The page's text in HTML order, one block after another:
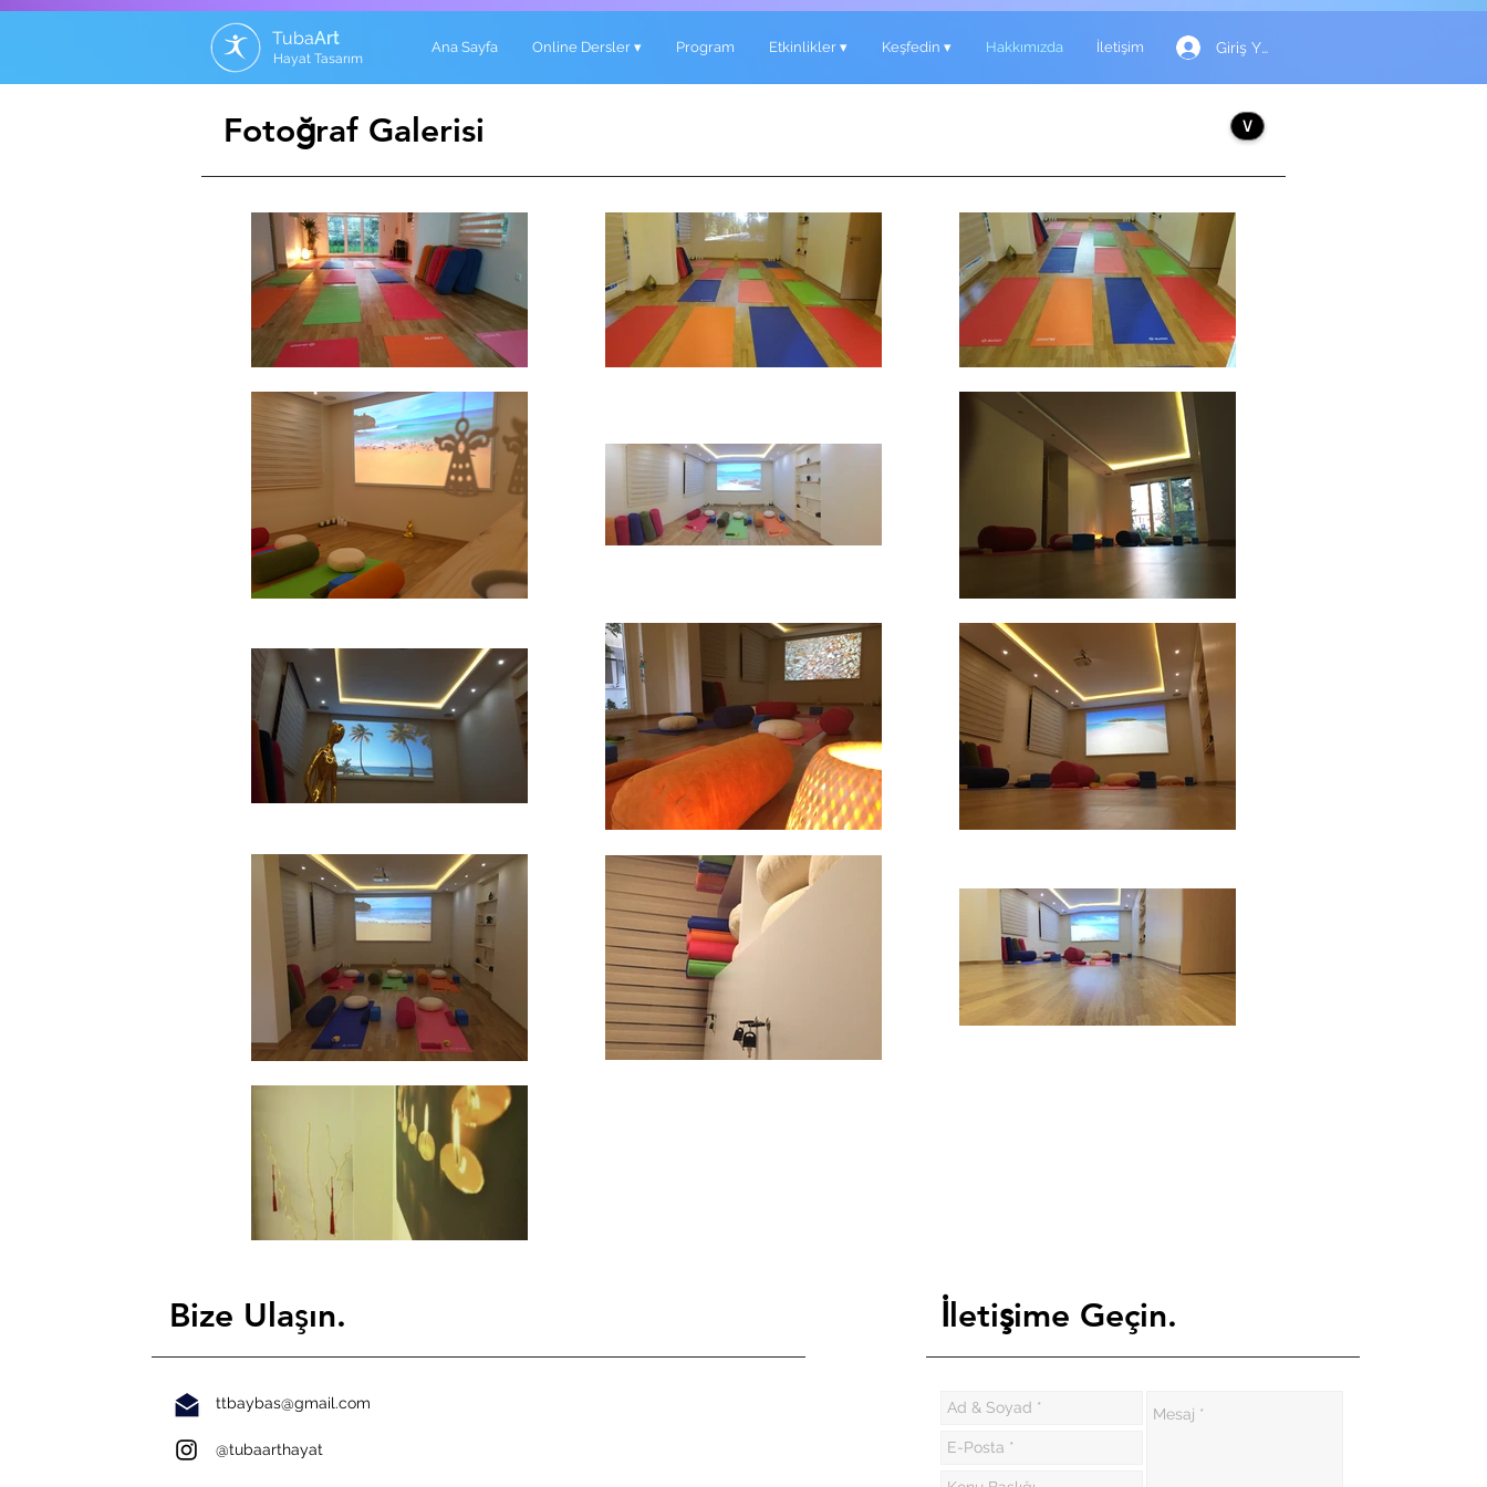
TubaArt
Hayat Tasarım
Ana Sayfa Online Dersler ▾ Program Etkinlikler ▾ Keşfedin ▾ Hakkımızda İletişim Giriş Yap
Fotoğraf Galerisi ∨
Bize Ulaşın.
ttbaybas@gmail.com
@tubaarthayat
İ letişime Geçin.